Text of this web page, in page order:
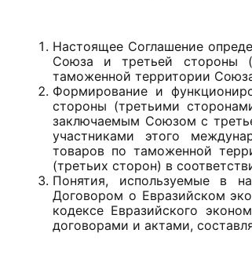
Настоящее Соглашение
Союза и третьей стороны
таможенной территории
Формирование и
стороны (третьими
заключаемым Союзом с
участниками этого
товаров по таможенной
(третьих сторон) в
Понятия, используемые в
Договором о Евразийском
кодексе Евразийского
договорами и актами,